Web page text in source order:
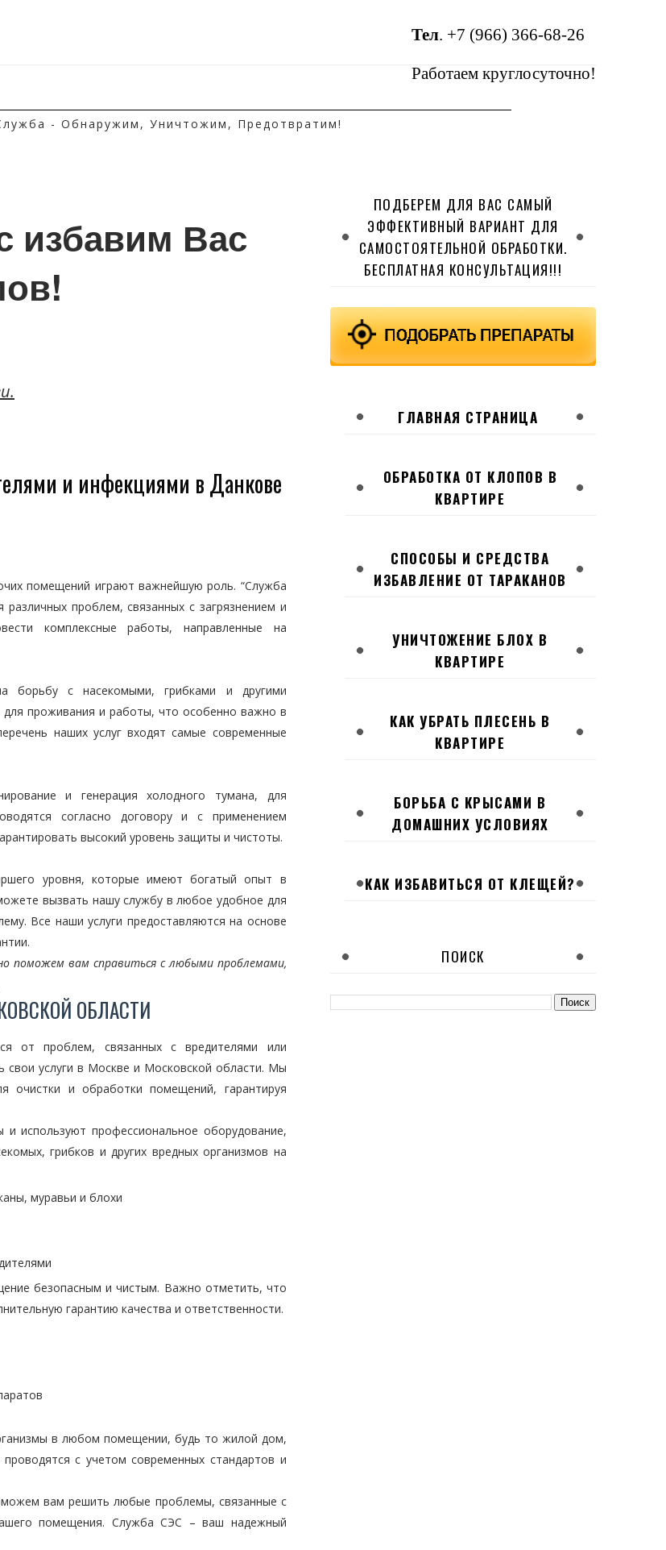
Тел. +7 (966) 366-68-26
Работаем круглосуточно!
- Обнаружим, Уничтожим, Предотвратим!
избавим Вас
и инфекциями в Данкове
помещений играют важнейшую роль. “Служба
проблем, связанных с загрязнением и
комплексные работы, направленные на
борьбу с насекомыми, грибками и другими
для проживания и работы, что особенно важно в
наших услуг входят самые современные
и генерация холодного тумана, для
согласно договору и с применением
высокий уровень защиты и чистоты.
уровня, которые имеют богатый опыт в
вызвать нашу службу в любое удобное для
Все наши услуги предоставляются на основе
поможем вам справиться с любыми проблемами,
ОБЛАСТИ
от проблем, связанных с вредителями или
свои услуги в Москве и Московской области. Мы
очистки и обработки помещений, гарантируя
используют профессиональное оборудование,
грибков и других вредных организмов на
муравьи и блохи
безопасным и чистым. Важно отметить, что
гарантию качества и ответственности.
в любом помещении, будь то жилой дом,
с учетом современных стандартов и
вам решить любые проблемы, связанные с
помещения. Служба СЭС – ваш надежный
ПОДБЕРЕМ ДЛЯ ВАС САМЫЙ
ЭФФЕКТИВНЫЙ ВАРИАНТ ДЛЯ
САМОСТОЯТЕЛЬНОЙ ОБРАБОТКИ.
БЕСПЛАТНАЯ КОНСУЛЬТАЦИЯ!!!
ГЛАВНАЯ СТРАНИЦА
ОБРАБОТКА ОТ КЛОПОВ В
КВАРТИРЕ
СПОСОБЫ И СРЕДСТВА
ИЗБАВЛЕНИЕ ОТ ТАРАКАНОВ
УНИЧТОЖЕНИЕ БЛОХ В
КВАРТИРЕ
КАК УБРАТЬ ПЛЕСЕНЬ В
КВАРТИРЕ
БОРЬБА С КРЫСАМИ В
ДОМАШНИХ УСЛОВИЯХ
КАК ИЗБАВИТЬСЯ ОТ КЛЕЩЕЙ?
ПОИСК